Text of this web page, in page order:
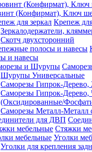
(Конфирмат), Ключ
Крепеж
Зеркалодержатели,
Скотч двухсторонний
и навесы
Шурупы Универсальные
Саморезы Гипрок-
Саморезы Гипрок-Дерево,
(Оксидированные/
Саморезы Металл-Металл
Стяжки
Уголки
Уголки для крепления